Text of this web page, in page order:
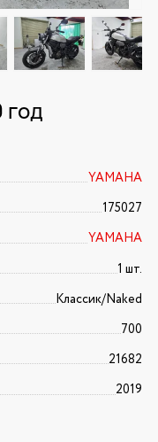
год
YAMAHA
175027
YAMAHA
1 шт.
Классик/Naked
700
21682
2019